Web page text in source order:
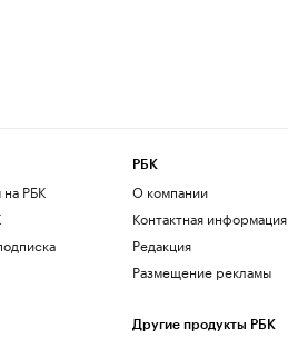
РБК
РБК
О компании
Контактная информация
Редакция
Размещение рекламы
Другие продукты РБК